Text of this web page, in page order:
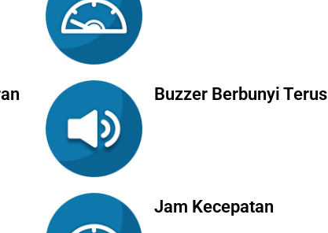
Buzzer Berbunyi Terus
Jam Kecepatan